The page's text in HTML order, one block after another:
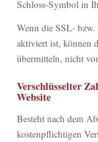
Schloss-Symbol in
Wenn die SSL-
aktiviert ist, können
übermitteln, nicht
Verschlüsselter
Website
Besteht nach dem
kostenpflichtigen